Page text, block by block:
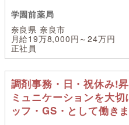
学園前薬局
奈良県 奈良市
月給19万8,000円～24万円
正社員
調剤事務・日・祝休み!
ミュニケーションを大
ッフ・GS・として働き